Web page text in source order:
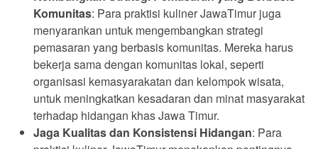
Komunitas: Para praktisi kuliner JawaTimur juga
menyarankan untuk mengembangkan strategi
pemasaran yang berbasis komunitas. Mereka harus
bekerja sama dengan komunitas lokal, seperti
organisasi kemasyarakatan dan kelompok wisata,
untuk meningkatkan kesadaran dan minat masyarakat
terhadap hidangan khas Jawa Timur.
Jaga Kualitas dan Konsistensi Hidangan: Para